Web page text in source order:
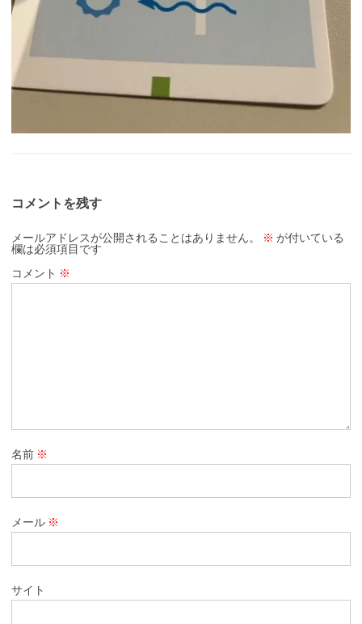
コメントを残す
メールアドレスが公開されることはありません。 ※ が付いている
欄は必須項目です
コメント ※
名前 ※
メール ※
サイト